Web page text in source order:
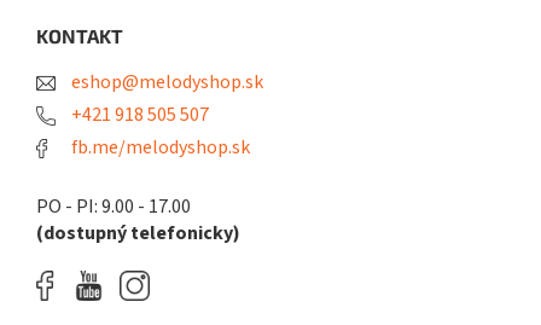
KONTAKT
eshop@melodyshop.sk
+421 918 505 507
fb.me/melodyshop.sk
PO - PI: 9.00 - 17.00
(dostupný telefonicky)